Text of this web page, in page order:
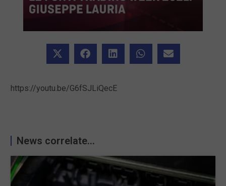
https://youtu.be/G6fSJLiQecE
News correlate...